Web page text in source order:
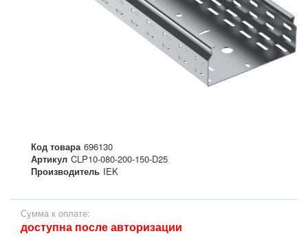
Код товара 696130
Артикул CLP10-080-200-150-D25
Производитель IEK
Сумма к оплате:
доступна после авторизации